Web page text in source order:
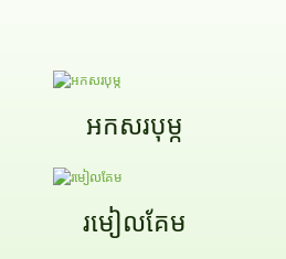
អកសរបុម្ក
រមៀលគែម